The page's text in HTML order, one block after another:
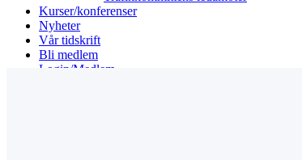
Kurser/konferenser
Nyheter
Vår tidskrift
Bli medlem
Login/Medlem